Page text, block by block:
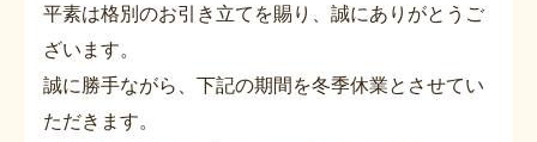
平素は格別のお引き立てを賜り、誠にありがとうご
ざいます。
誠に勝手ながら、下記の期間を冬季休業とさせてい
ただきます。